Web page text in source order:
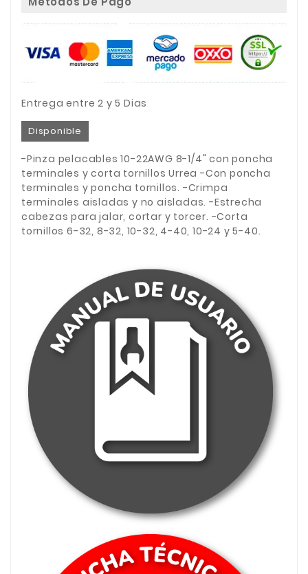
Entrega entre 2 y 5 Dias
Disponible
-Pinza pelacables 10-22AWG 8-1/4" con poncha
terminales y corta tornillos Urrea -Con poncha
terminales y poncha tornillos. -Crimpa
terminales aisladas y no aisladas. -Estrecha
cabezas para jalar, cortar y torcer. -Corta
tornillos 6-32, 8-32, 10-32, 4-40, 10-24 y 5-40.